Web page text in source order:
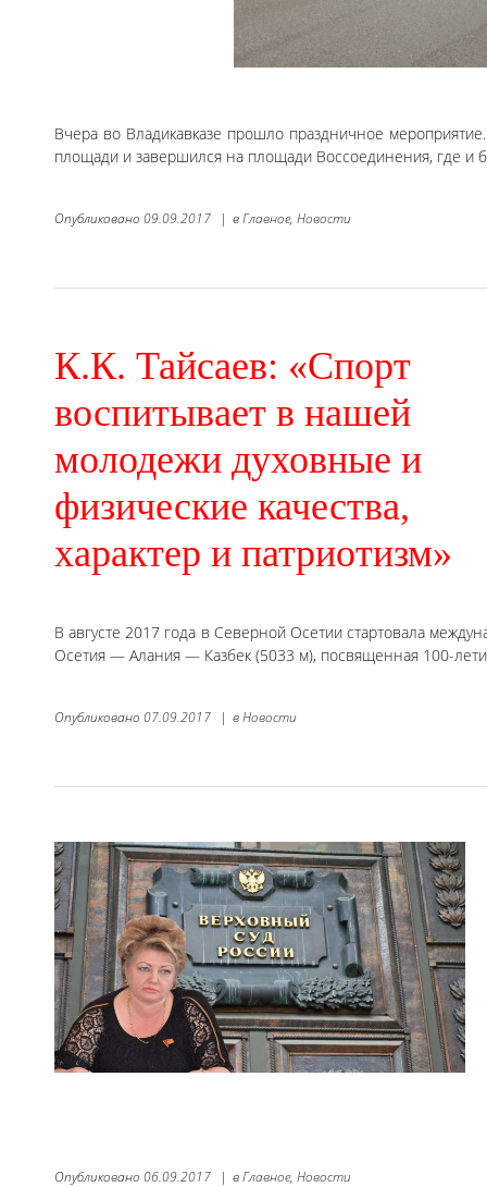
Вчера во Владикавказе прошло праздничное
площади и завершился на площади Воссоединения, где и
Опубликовано 09.09.2017 | вГлавное, Новости
К.К. Тайсаев: «Спорт
воспитывает в нашей
молодежи духовные и
физические качества,
характер и патриотизм»
В августе 2017 года в Северной Осетии стартовала
Осетия — Алания — Казбек (5033 м), посвященная 100-
Опубликовано 07.09.2017 | вНовости
Опубликовано 06.09.2017 | вГлавное, Новости